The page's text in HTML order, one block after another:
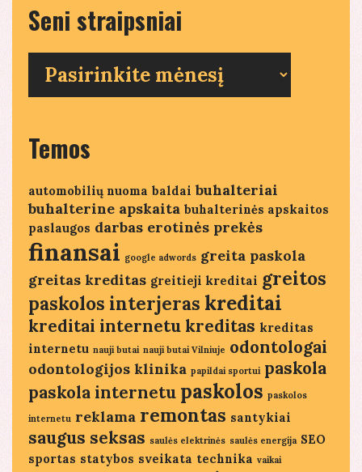
Seni straipsniai
straipsniai
Temos
automobilių nuoma baldai buhalteriai
buhalterine apskaita buhalterinės apskaitos
paslaugos darbas erotinės prekės
finansai google adwords greita paskola
greitas kreditas greitieji kreditai greitos
paskolos interjeras kreditai
kreditai internetu kreditas kreditas
internetu nauji butai nauji butai Vilniuje odontologai
odontologijos klinika papildai sportui paskola
paskola internetu paskolos paskolos
internetu reklama remontas santykiai
saugus seksas saulės elektrinės saulės energija SEO
sportas statybos sveikata technika vaikai